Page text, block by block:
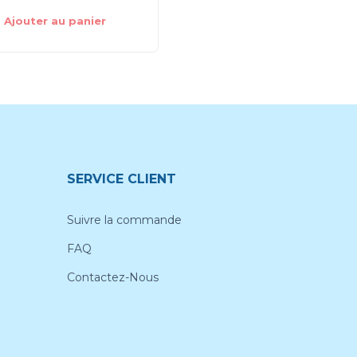
Ajouter au panier
SERVICE CLIENT
Suivre la commande
FAQ
Contactez-Nous